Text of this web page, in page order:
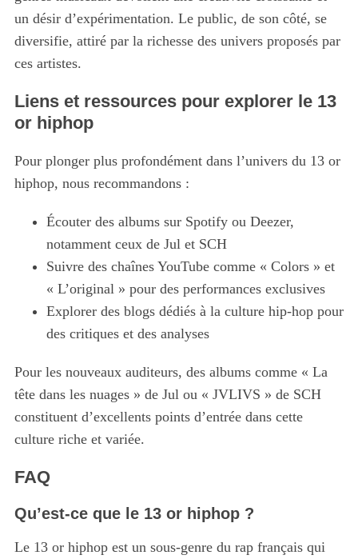
un désir d’expérimentation. Le public, de son côté, se
diversifie, attiré par la richesse des univers proposés par
ces artistes.
Liens et ressources pour explorer le 13
or hiphop
Pour plonger plus profondément dans l’univers du 13 or
hiphop, nous recommandons :
Écouter des albums sur Spotify ou Deezer,
notamment ceux de Jul et SCH
Suivre des chaînes YouTube comme « Colors » et
« L’original » pour des performances exclusives
Explorer des blogs dédiés à la culture hip-hop pour
des critiques et des analyses
Pour les nouveaux auditeurs, des albums comme « La
tête dans les nuages » de Jul ou « JVLIVS » de SCH
constituent d’excellents points d’entrée dans cette
culture riche et variée.
FAQ
Qu’est-ce que le 13 or hiphop ?
Le 13 or hiphop est un sous-genre du rap français qui